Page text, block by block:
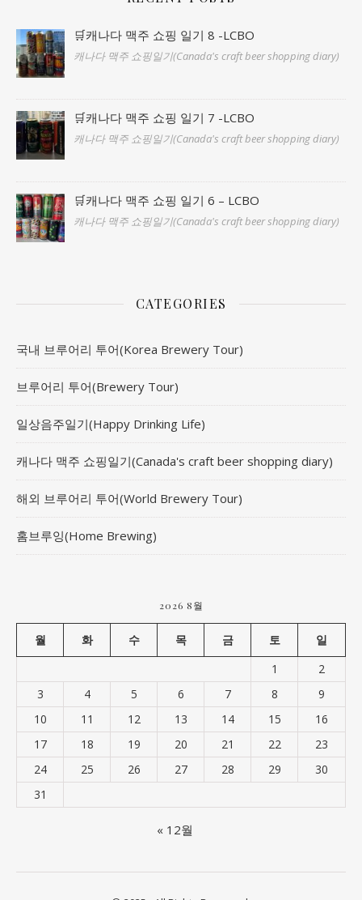
🛒캐나다 맥주 쇼핑 일기 8 -LCBO
캐나다 맥주 쇼핑일기(Canada's craft beer shopping diary)
🛒캐나다 맥주 쇼핑 일기 7 -LCBO
캐나다 맥주 쇼핑일기(Canada's craft beer shopping diary)
🛒캐나다 맥주 쇼핑 일기 6 – LCBO
캐나다 맥주 쇼핑일기(Canada's craft beer shopping diary)
CATEGORIES
국내 브루어리 투어(Korea Brewery Tour)
브루어리 투어(Brewery Tour)
일상음주일기(Happy Drinking Life)
캐나다 맥주 쇼핑일기(Canada's craft beer shopping diary)
해외 브루어리 투어(World Brewery Tour)
홈브루잉(Home Brewing)
2026 8월
월 화 수 목 금 토
일
1
2
3
4 5 6 7 8
9
10
11 12 13 14 15
16
17
18 19 20 21 22
23
24
25 26 27 28 29
30
31
« 12월